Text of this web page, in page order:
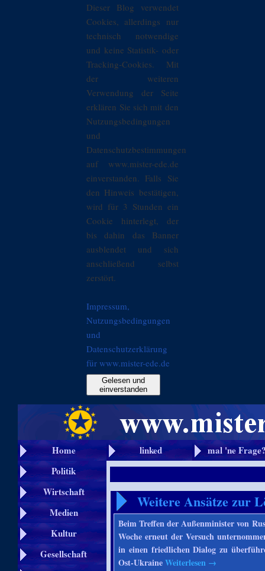
Dieser Blog verwendet
Cookies, allerdings nur
technisch notwendige
und keine Statistik- oder
Tracking-Cookies. Mit
der weiteren
Verwendung der Seite
erklären Sie sich mit den
Nutzungsbedingungen
und
Datenschutzbestimmungen
auf www.mister-ede.de
einverstanden. Falls Sie
den Hinweis bestätigen,
wird für 3 Stunden ein
Cookie hinterlegt, der
bis dahin das Banner
ausblendet und sich
anschließend selbst
zerstört.
Impressum,
Nutzungsbedingungen
und
Datenschutzerklärung
für www.mister-ede.de
Gelesen und
einverstanden
Home linked
mal 'ne
Politik
Wirtschaft
Medien
Kultur
Gesellschaft
Weitere Ansätze zur
Beim Treffen der Außenminister von
Woche erneut der Versuch
in einen friedlichen Dialog zu
Ost-UkraineWeiterlesen →